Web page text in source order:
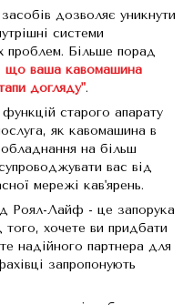
дозволяє уникнути
системи
проблем. Більше порад
що ваша кавомашина
догляду".
старого апарату
як кавомашина в
на більш
вас від
мережі кав'ярень.
Роял-Лайф - це запорука
хочете ви придбати
надійного партнера для
запропонують